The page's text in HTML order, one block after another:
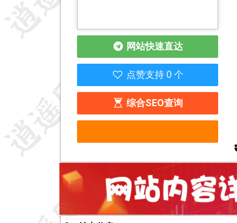
网站快速直达
点赞支持 0 个
综合SEO查询